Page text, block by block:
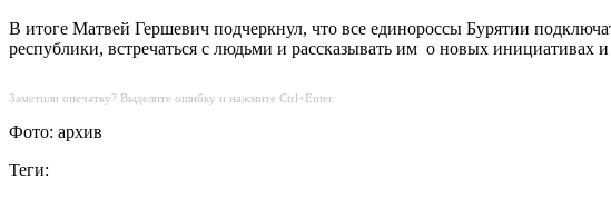
В итоге Матвей Гершевич подчеркнул, что все единороссы Бурятии
республики, встречаться с людьми и рассказывать им о новых
Заметили опечатку? Выделите ошибку и нажмите Ctrl+Enter.
Фото: архив
Теги: